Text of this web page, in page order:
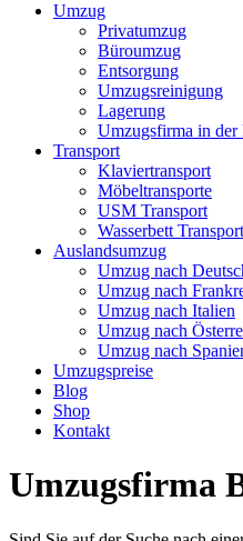
Umzug
Privatumzug
Büroumzug
Entsorgung
Umzugsreinigung
Lagerung
Umzugsfirma in der
Transport
Klaviertransport
Möbeltransporte
USM Transport
Wasserbett Transport
Auslandsumzug
Umzug nach
Umzug nach
Umzug nach Italien
Umzug nach
Umzug nach
Umzugspreise
Blog
Shop
Kontakt
Umzugsfirma